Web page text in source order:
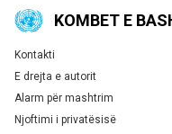
KOMBET E
Global U.N. menu
Kontakti
E drejta e autorit
Alarm për mashtrim
Njoftimi i privatësisë